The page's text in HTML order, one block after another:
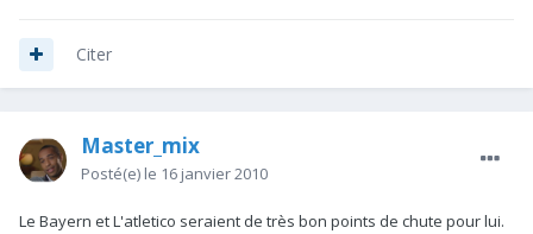
Citer
Master_mix
Posté(e) le 16 janvier 2010
Le Bayern et L'atletico seraient de très bon points de chute pour lui.